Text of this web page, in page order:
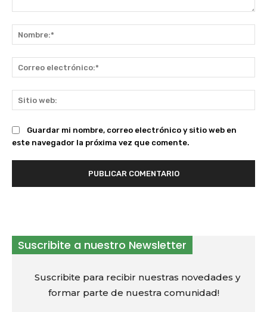
Guardar mi nombre, correo electrónico y sitio web en
este navegador la próxima vez que comente.
Suscribite a nuestro Newsletter
Suscribite para recibir nuestras novedades y
formar parte de nuestra comunidad!